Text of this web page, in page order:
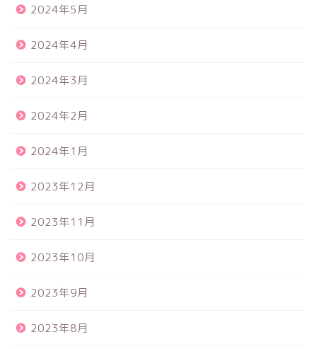
2024年5月
2024年4月
2024年3月
2024年2月
2024年1月
2023年12月
2023年11月
2023年10月
2023年9月
2023年8月